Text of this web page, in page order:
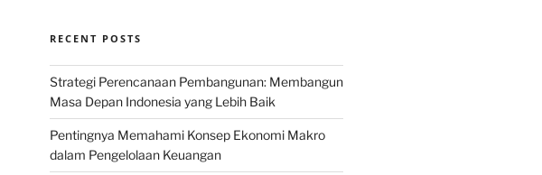
RECENT POSTS
Strategi Perencanaan Pembangunan: Membangun
Masa Depan Indonesia yang Lebih Baik
Pentingnya Memahami Konsep Ekonomi Makro
dalam Pengelolaan Keuangan